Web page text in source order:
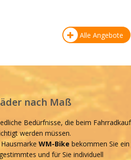
Alle Angebote
nach Maß
Bedürfnisse, die beim Fahrradkauf
werden müssen.
WM-Bike bekommen Sie ein
und für Sie individuell